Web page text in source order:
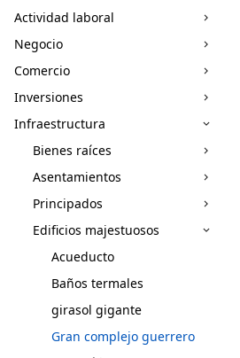
Actividad laboral
Negocio
Comercio
Inversiones
Infraestructura
Bienes raíces
Asentamientos
Principados
Edificios majestuosos
Acueducto
Baños termales
girasol gigante
Gran complejo guerrero